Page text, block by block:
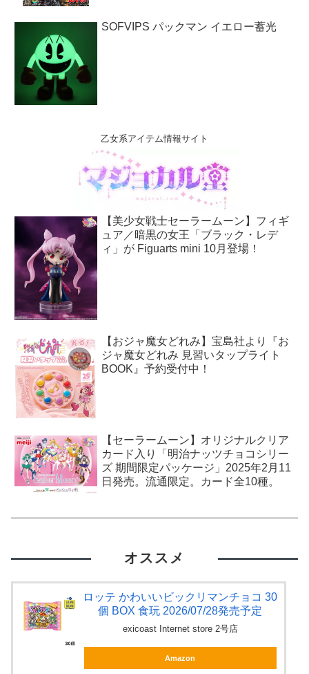
SOFVIPS パックマン イエロー蓄光
乙女系アイテム情報サイト
【美少女戦士セーラームーン】フィギ
ュア／暗黒の女王「ブラック・レデ
ィ」が Figuarts mini 10月登場！
【おジャ魔女どれみ】宝島社より『お
ジャ魔女どれみ 見習いタップライト
BOOK』予約受付中！
【セーラームーン】オリジナルクリア
カード入り「明治ナッツチョコシリー
ズ 期間限定パッケージ」2025年2月11
日発売。流通限定。カード全10種。
オススメ
ロッテ かわいいビックリマンチョコ 30
個 BOX 食玩 2026/07/28発売予定
exicoast Internet store 2号店
Amazon